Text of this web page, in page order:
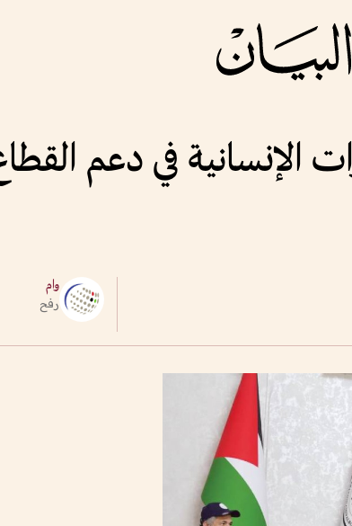
الإنسانية في دعم
وام
رفح